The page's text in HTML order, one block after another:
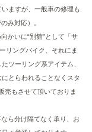
ますが、一般車の修理も
み対応）。
かいに“別館”として「サ
リングバイク、それにま
ツーリング系アイテム、
とらわれることなくスタ
売もさせて頂いておりま
ら分け隔てなく承り、お